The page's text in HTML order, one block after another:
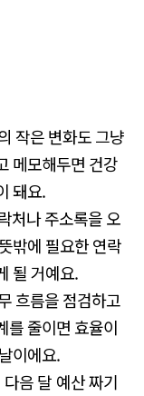
작은 변화도 그냥
메모해두면 건강
돼요.
처나 주소록을 오
밖에 필요한 연락
될 거예요.
흐름을 점검하고
를 줄이면 효율이
이에요.
음 달 예산 짜기